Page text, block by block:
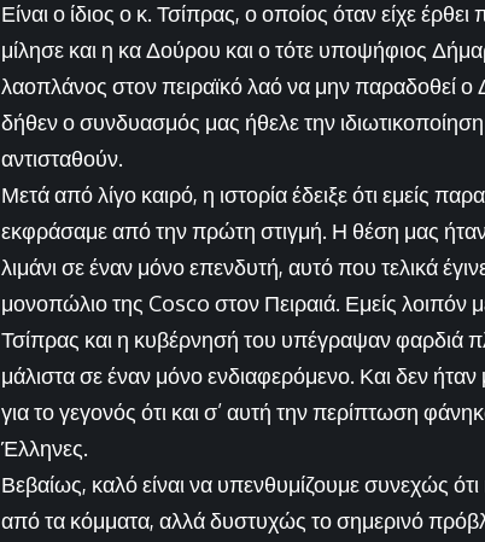
Είναι ο ίδιος ο κ. Τσίπρας, ο οποίος όταν είχε
μίλησε και η κα Δούρου και ο τότε υποψήφιος
λαοπλάνος στον πειραϊκό λαό να μην παραδοθεί ο
δήθεν ο συνδυασμός μας ήθελε την
αντισταθούν.
Μετά από λίγο καιρό, η ιστορία έδειξε ότι εμείς
εκφράσαμε από την πρώτη στιγμή. Η θέση μας ήταν
λιμάνι σε έναν μόνο επενδυτή, αυτό που τελικά
μονοπώλιο της Cosco στον Πειραιά. Εμείς λοιπόν
Τσίπρας και η κυβέρνησή του υπέγραψαν φαρδιά
μάλιστα σε έναν μόνο ενδιαφερόμενο. Και δεν
για το γεγονός ότι και σ’ αυτή την περίπτωση
Έλληνες.
Βεβαίως, καλό είναι να υπενθυμίζουμε συνεχώς
από τα κόμματα, αλλά δυστυχώς το σημερινό